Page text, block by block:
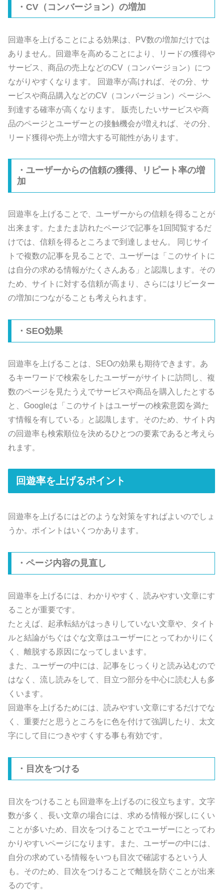
・CV（コンバージョン）の増加
回遊率を上げることによる効果は、PV数の増加だけでは
ありません。回遊率を高めることにより、リードの獲得や
サービス、商品の売上などのCV（コンバージョン）につ
ながりやすくなります。 回遊率が高ければ、その分、サ
ービスや商品購入などのCV（コンバージョン）ページへ
到達する確率が高くなります。 販売したいサービスや商
品のページとユーザーとの接触機会が増えれば、その分、
リード獲得や売上が増大する可能性があります。
・ユーザーからの信頼の獲得、リピート率の増
加
回遊率を上げることで、ユーザーからの信頼を得ることが
出来ます。たまたま訪れたページで記事を1回閲覧するだ
けでは、信頼を得るところまで到達しません。 同じサイ
トで複数の記事を見ることで、ユーザーは「このサイトに
は自分の求める情報がたくさんある」と認識します。その
ため、サイトに対する信頼が高まり、さらにはリピーター
の増加につながることも考えられます。
・SEO効果
回遊率を上げることは、SEOの効果も期待できます。あ
るキーワードで検索をしたユーザーがサイトに訪問し、複
数のページを見たうえでサービスや商品を購入したとする
と、Googleは「このサイトはユーザーの検索意図を満た
す情報を有している」と認識します。そのため、サイト内
の回遊率も検索順位を決めるひとつの要素であると考えら
れます。
回遊率を上げるポイント
回遊率を上げるにはどのような対策をすればよいのでしょ
うか。ポイントはいくつかあります。
・ページ内容の見直し
回遊率を上げるには、わかりやすく、読みやすい文章にす
ることが重要です。
たとえば、起承転結がはっきりしていない文章や、タイト
ルと結論がちぐはぐな文章はユーザーにとってわかりにく
く、離脱する原因になってしまいます。
また、ユーザーの中には、記事をじっくりと読み込むので
はなく、流し読みをして、目立つ部分を中心に読む人も多
くいます。
回遊率を上げるためには、読みやすい文章にするだけでな
く、重要だと思うところをに色を付けて強調したり、太文
字にして目につきやすくする事も有効です。
・目次をつける
目次をつけることも回遊率を上げるのに役立ちます。文字
数が多く、長い文章の場合には、求める情報が探しにくい
ことが多いため、目次をつけることでユーザーにとってわ
かりやすいページになります。また、ユーザーの中には、
自分の求めている情報をいつも目次で確認するという人
も。そのため、目次をつけることで離脱を防ぐことが出来
るのです。